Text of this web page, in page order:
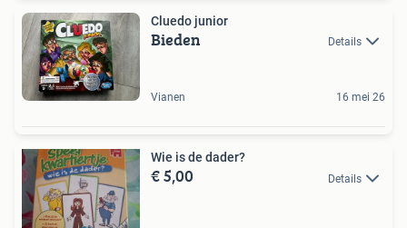
Cluedo junior
Bieden Details
Vianen 16 mei 26
Wie is de dader?
€ 5,00 Details